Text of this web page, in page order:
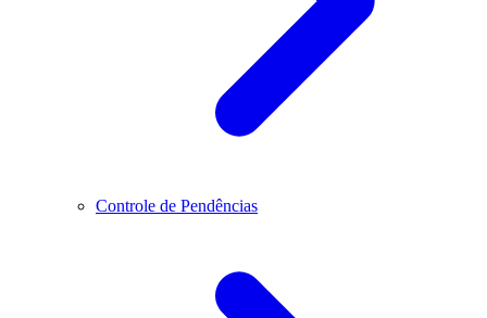
Controle de Pendências